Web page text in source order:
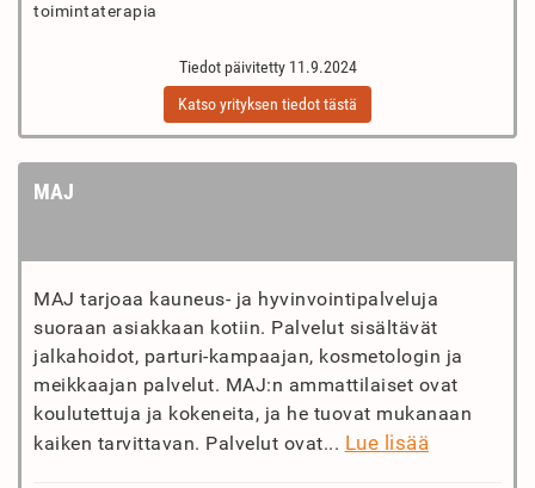
toimintaterapia
Tiedot päivitetty 11.9.2024
Katso yrityksen tiedot tästä
MAJ
MAJ tarjoaa kauneus- ja hyvinvointipalveluja
suoraan asiakkaan kotiin. Palvelut sisältävät
jalkahoidot, parturi-kampaajan, kosmetologin ja
meikkaajan palvelut. MAJ:n ammattilaiset ovat
koulutettuja ja kokeneita, ja he tuovat mukanaan
kaiken tarvittavan. Palvelut ovat... Lue lisää